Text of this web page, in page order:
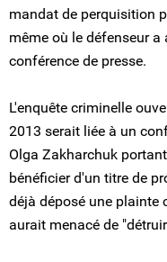
mandat de perquisition
même où le défenseur
conférence de presse.
L'enquête criminelle
2013 serait liée à un
Olga Zakharchuk
bénéficier d'un titre de
déjà déposé une plainte
aurait menacé de